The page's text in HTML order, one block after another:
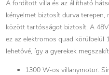
A fordított villa és az állítható
kényelmet biztosít durva terepen,
között tartósságot biztosít. A
ez az elektromos quad körülbelül
lehetővé, így a gyerekek
1300 W-os villanymotor: